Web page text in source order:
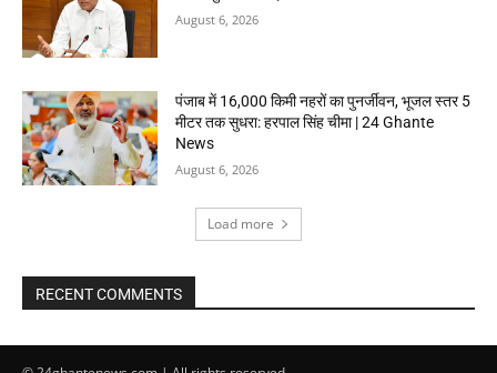
August 6, 2026
पंजाब में 16,000 किमी नहरों का पुनर्जीवन, भूजल स्तर 5
मीटर तक सुधरा: हरपाल सिंह चीमा | 24 Ghante
News
August 6, 2026
Load more
RECENT COMMENTS